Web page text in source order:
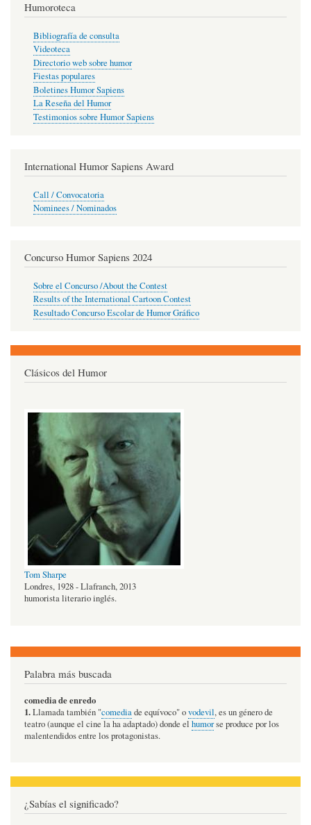
Humoroteca
Bibliografía de consulta
Videoteca
Directorio web sobre humor
Fiestas populares
Boletines Humor Sapiens
La Reseña del Humor
Testimonios sobre Humor Sapiens
International Humor Sapiens Award
Call / Convocatoria
Nominees / Nominados
Concurso Humor Sapiens 2024
Sobre el Concurso /About the Contest
Results of the International Cartoon Contest
Resultado Concurso Escolar de Humor Gráfico
Clásicos del Humor
Tom Sharpe
Londres, 1928 - Llafranch, 2013
humorista literario inglés.
Palabra más buscada
comedia de enredo
1.Llamada también "comediade equívoco" ovodevil, es un género de
teatro (aunque el cine la ha adaptado) donde el humorse produce por los
malentendidos entre los protagonistas.
¿Sabías el significado?